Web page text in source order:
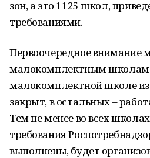
зон, а это 1125 школ,
требованиями.
Первоочередное внимание
малокомплектным школам.
малокомплектной школе из
закрыт, в остальных –
Тем не менее во всех
требования
выполнены, будет